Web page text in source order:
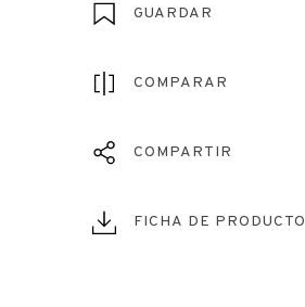
GUARDAR
COMPARAR
COMPARTIR
FICHA DE PRODUCTO